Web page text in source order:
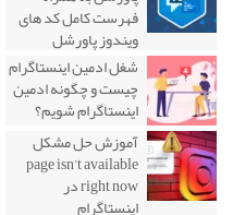
فهرست کامل کد های
ویندوز پاورشل
شغل ادمین اینستاگرام
چیست و چگونه ادمین
اینستاگرام شویم؟
آموزش حل مشکل
page isn’t available
right now در
اینستاگرام